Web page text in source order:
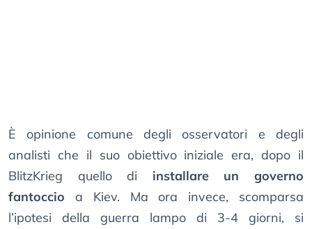
È opinione comune degli osservatori e degli
analisti che il suo obiettivo iniziale era, dopo il
BlitzKrieg quello di installare un governo
fantoccio a Kiev. Ma ora invece, scomparsa
l’ipotesi della guerra lampo di 3-4 giorni, si